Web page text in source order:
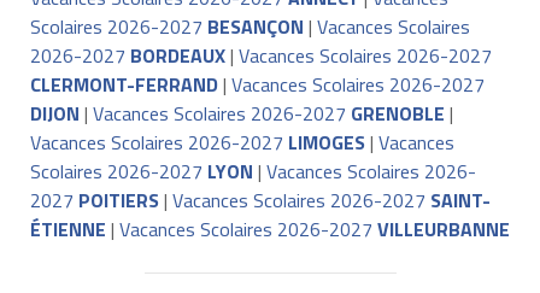
Scolaires 2026-2027 BESANÇON | Vacances Scolaires
2026-2027 BORDEAUX| Vacances Scolaires 2026-2027
CLERMONT-FERRAND| Vacances Scolaires 2026-2027
DIJON | Vacances Scolaires 2026-2027 GRENOBLE |
Vacances Scolaires 2026-2027 LIMOGES| Vacances
Scolaires 2026-2027 LYON | Vacances Scolaires 2026-
2027 POITIERS| Vacances Scolaires 2026-2027 SAINT-
ÉTIENNE | Vacances Scolaires 2026-2027 VILLEURBANNE